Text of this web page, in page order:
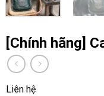
[Chính hãng]
Liên hệ